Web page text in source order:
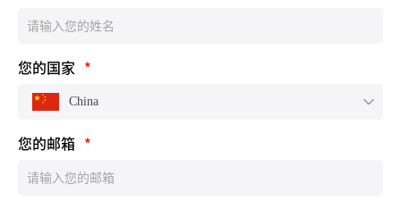
您的国家 *
China
您的邮箱 *